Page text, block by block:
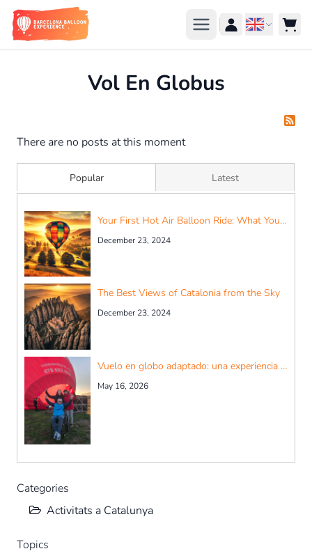
Skip to Content
Vol En Globus
Popular
Your First Hot Air Balloon Ride: What You Need to Know
December 23, 2024
The Best Views of Catalonia from the Sky
December 23, 2024
Vuelo en globo adaptado: una experiencia accesible para todos
May 16, 2026
Latest
Categories
Activitats a Catalunya
Topics
There are no posts at this moment